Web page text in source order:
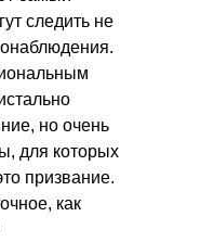
следить не
но очень
для которых
призвание.
как